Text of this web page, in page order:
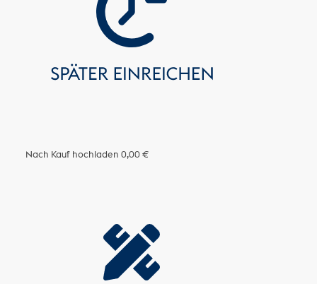
Nach Kauf hochladen 0,00 €